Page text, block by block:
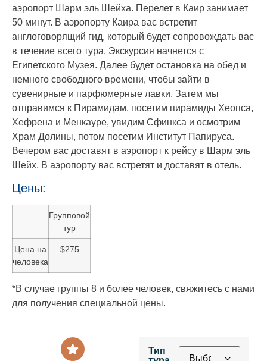
аэропорт Шарм эль Шейха. Перелет в Каир занимает
50 минут. В аэропорту Каира вас встретит
англоговорящий гид, который будет сопровождать вас
в течение всего тура. Экскурсия начнется с
Египетского Музея. Далее будет остановка на обед и
немного свободного времени, чтобы зайти в
сувенирные и парфюмерные лавки. Затем мы
отправимся к Пирамидам, посетим пирамиды Хеопса,
Хефрена и Менкауре, увидим Сфинкса и осмотрим
Храм Долины, потом посетим Институт Папируса.
Вечером вас доставят в аэропорт к рейсу в Шарм эль
Шейх. В аэропорту вас встретят и доставят в отель.
Цены:
Групповой
тур
Цена на
человека
$275
*В случае группы 8 и более человек, свяжитесь с нами
для получения специальной цены.
Тип